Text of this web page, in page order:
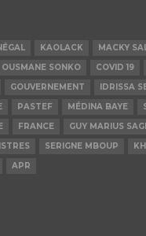
KAOLACK
MACKY
OUSMANE SONKO COVID 19
GOUVERNEMENT IDRISSA
PASTEF MÉDINA BAYE
FRANCE
GUY MARIUS
SERIGNE MBOUP
APR